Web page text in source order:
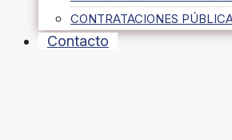
CONTRATACIONES
Contacto